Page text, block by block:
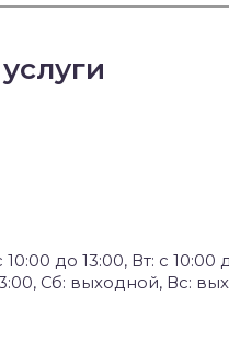
10:00 до 13:00, Вт: с 10:00
Сб: выходной, Вс: